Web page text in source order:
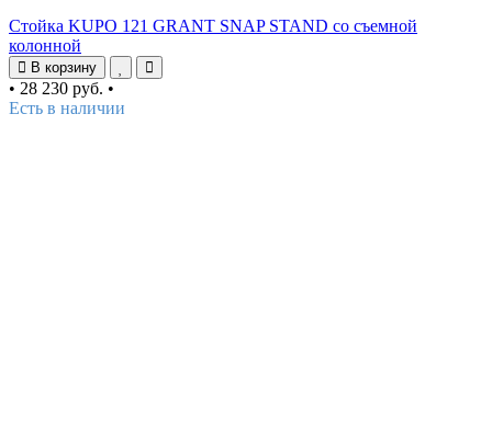
Стойка KUPO 121 GRANT SNAP STAND со съемной
колонной
В корзину
• 28 230 руб. •
Есть в наличии